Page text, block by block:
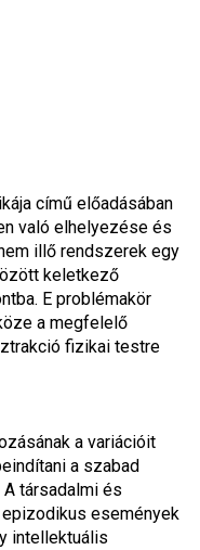
című előadásában
való elhelyezése és
illő rendszerek egy
keletkező
E problémakör
a megfelelő
fizikai testre
a variációit
a szabad
társadalmi és
események
intellektuális